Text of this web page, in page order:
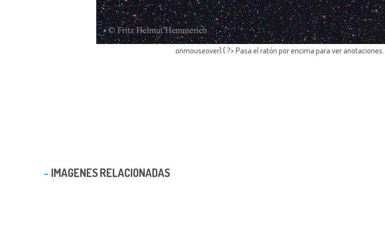
onmouseover) { ?> Pasa el ratón por encima para ver anotaciones.
IMAGENES RELACIONADAS